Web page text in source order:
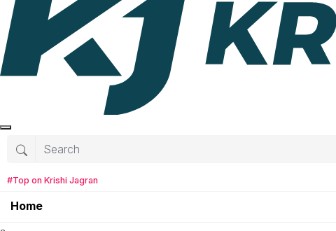
#Top on Krishi Jagran
Home
ସରକାରୀ ସ୍କିମ
Govt scheme : ମଖାନା
ସମ୍ପ୍ରତି ଦେଶର ଅନେକ ରାଜ୍ୟରେ ମଖାନା ଚାଷ ଦ୍ରୁତ
ଉତ୍ପାଦକ ହେଉଛି ବିହାର ରାଜ୍ୟ | ଏହି ରାଜ୍ୟର ଅନେକ
ଉତ୍ପାଦନର ୯୦ ପ୍ରତିଶତ କେବଳ ବିହାରରେ କରାଯାଇଥାଏ |